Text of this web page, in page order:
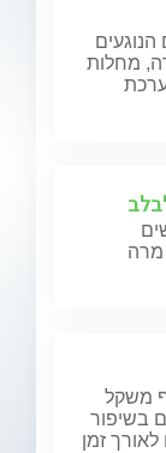
הנוגעים
מחלות
מרה
משקל
בשיפור
זמן